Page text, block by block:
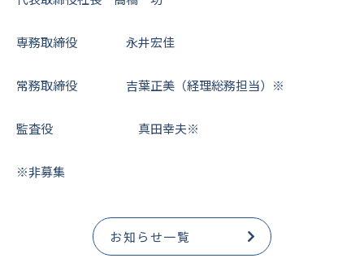
専務取締役 永井宏佳
常務取締役 吉葉正美（経理総務担当）※
監査役 真田幸夫※
※非募集
お知らせ一覧